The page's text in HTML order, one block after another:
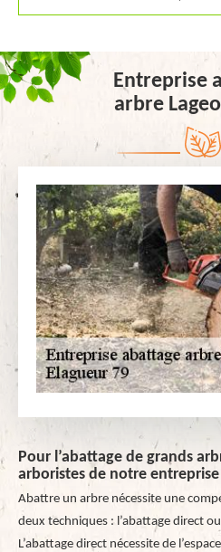
Entreprise
arbre
Pour l’abattage de grands
arboristes de notre
Abattre un arbre nécessite une
deux techniques : l’abattage direct
L’abattage direct nécessite de